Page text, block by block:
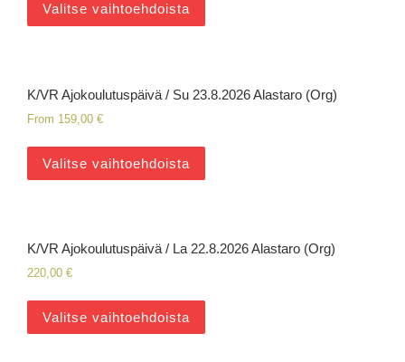
Valitse vaihtoehdoista
K/VR Ajokoulutuspäivä / Su 23.8.2026 Alastaro (Org)
From 159,00 €
Valitse vaihtoehdoista
K/VR Ajokoulutuspäivä / La 22.8.2026 Alastaro (Org)
220,00 €
Valitse vaihtoehdoista